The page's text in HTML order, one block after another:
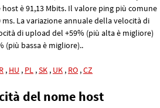
è 91,13 Mbits. Il valore ping più comune
ms. La variazione annuale della velocità di
di upload del +59% (più alta è migliore)
(più bassa è migliore)..
, HU , PL ,SK , UK , RO ,CZ
del nome host